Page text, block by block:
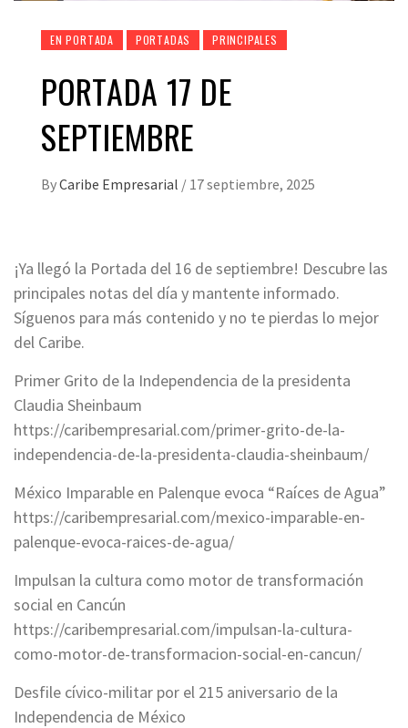
EN PORTADA PORTADAS PRINCIPALES
PORTADA 17 DE
SEPTIEMBRE
ByCaribe Empresarial / 17 septiembre, 2025
¡Ya llegó la Portada del 16 de septiembre! Descubre las
principales notas del día y mantente informado.
Síguenos para más contenido y no te pierdas lo mejor
del Caribe.
Primer Grito de la Independencia de la presidenta
Claudia Sheinbaum
https://caribempresarial.com/primer-grito-de-la-
independencia-de-la-presidenta-claudia-sheinbaum/
México Imparable en Palenque evoca “Raíces de Agua”
https://caribempresarial.com/mexico-imparable-en-
palenque-evoca-raices-de-agua/
Impulsan la cultura como motor de transformación
social en Cancún
https://caribempresarial.com/impulsan-la-cultura-
como-motor-de-transformacion-social-en-cancun/
Desfile cívico-militar por el 215 aniversario de la
Independencia de México